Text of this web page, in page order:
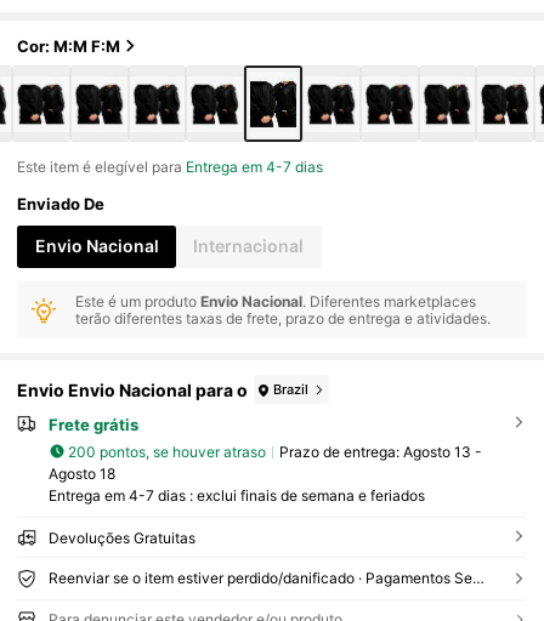
Cor: M:M F:M
Este item é elegível para Entrega em 4-7 dias
Enviado De
Envio Nacional Internacional
Este é um produtoEnvio Nacional. Diferentes marketplaces
terão diferentes taxas de frete, prazo de entrega e atividades.
Envio Envio Nacional para o Brazil
Frete grátis
200 pontos, se houver atraso Prazo de entrega: Agosto 13 -
Agosto 18
Entrega em 4-7 dias : exclui finais de semana e feriados
Devoluções Gratuitas
Reenviar se o item estiver perdido/danificado · Pagamentos Seguros · Proteção de privacidade